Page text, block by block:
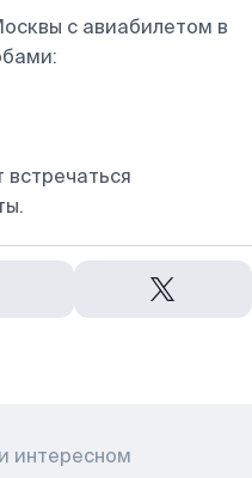
с авиабилетом в
встречаться
интересном